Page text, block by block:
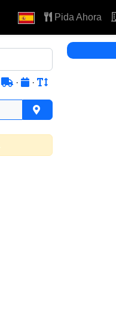
Pida Ahora
· ·